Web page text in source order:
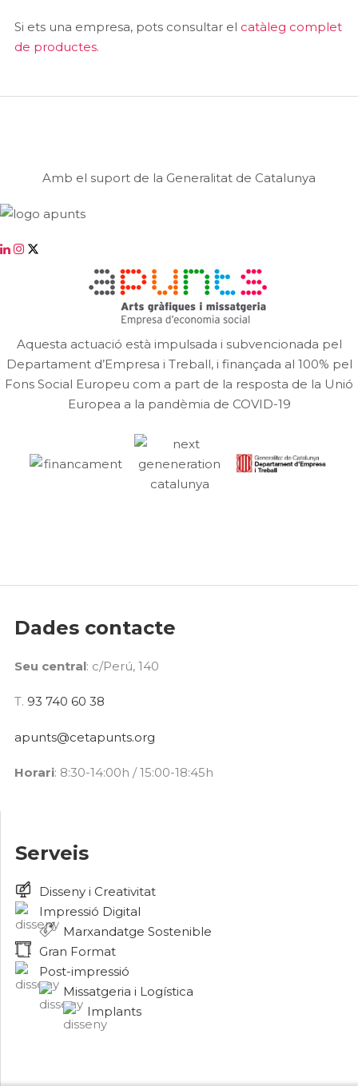
Si ets una empresa, pots consultar el catàleg complet
de productes.
Amb el suport de la Generalitat de Catalunya
Aquesta actuació està impulsada i subvencionada pel
Departament d’Empresa i Treball, i finançada al 100% pel
Fons Social Europeu com a part de la resposta de la Unió
Europea a la pandèmia de COVID-19
Dades contacte
Seu central: c/Perú, 140
T. 93 740 60 38
apunts@cetapunts.org
Horari: 8:30-14:00h / 15:00-18:45h
Serveis
Disseny i Creativitat
Impressió Digital
Marxandatge Sostenible
Gran Format
Post-impressió
Missatgeria i Logística
Implants